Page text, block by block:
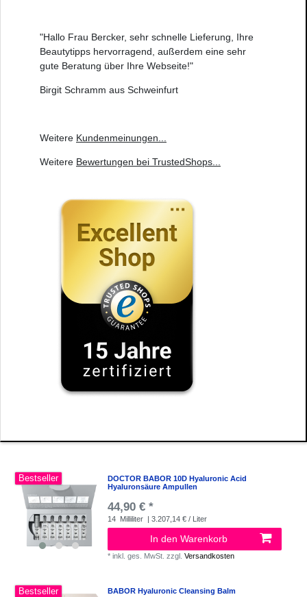
"Hallo Frau Bercker, sehr schnelle Lieferung, Ihre
Beautytipps hervorragend, außerdem eine sehr
gute Beratung über Ihre Webseite!"
Birgit Schramm aus Schweinfurt
Weitere Kundenmeinungen...
Weitere Bewertungen bei TrustedShops...
Bestseller
DOCTOR BABOR 10D Hyaluronic Acid
Hyaluronsäure Ampullen
44,90 € *
14 Milliliter | 3.207,14 € / Liter
In den Warenkorb
*inkl. ges. MwSt. zzgl.Versandkosten
Bestseller BABOR Hyaluronic Cleansing Balm